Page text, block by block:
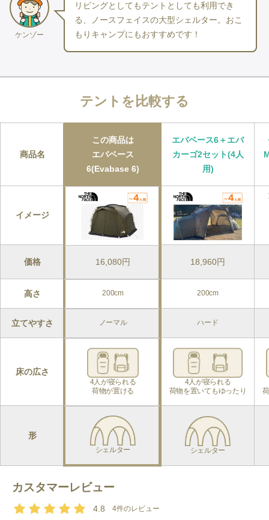
インナーの広さ
大人４人が横に並んで広々と寝られる広さです。５人で寝ると少
し窮屈に感じるサイズです。
インナーテントを吊るすとテント丸々スペースをとるので、
前室はありません。シェルターとして利用するなら、4人分の荷
物と家具を置ける空間として利用できます。
フライシートにメインポール4本を通して立ち上げるテントで
す。
インナーテントはフライシートの中にフックで引っ掛けて吊るし
設営のしやすさ
インナーテントはフライシート内にフックで吊るすだけで設置で
きるため、初心者でもスムーズに組み立てが行えます。
耐水圧
耐水圧は、フロア部分が10,000mm、フライシートが2,000mmで
す。この耐水圧は、通常の雨天時に十分な防水性能があり、地面
からの水の侵入を防ぐためにフロアは特に高い耐水圧を持ってい
各扉をフルオープンにすることで優れた通気性を確保できます。
インナーテントにはメッシュパネルが採用されており、虫の侵入
UV保護
軽減することができます。
ケンゾー
リビングとしてもテントとしても利用でき
る、ノースフェイスの大型シェルター。おこ
もりキャンプにもおすすめです！
テント を比較する
商品名
この商品は
エバベース
6(Evabase 6)
エバベース6＋エバ
カーゴ2セット(4人
用)
イメージ
価格 16,080円 18,960円
高さ 200cm 200cm
立てやすさ ノーマル ハード
床の広さ
4人が寝られる
荷物が置ける
4人が寝られる
荷物を置いてもゆったり
形
シェルター シェルター
カスタマーレビュー
4.8 4件のレビュー